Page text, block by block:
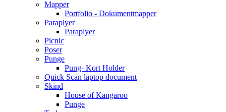
Mapper
Portfolio - Dokumentmapper
Paraplyer
Paraplyer
Picnic
Poser
Punge
Pung- Kort Holder
Quick Scan laptop document
Skind
House of Kangaroo
Punge